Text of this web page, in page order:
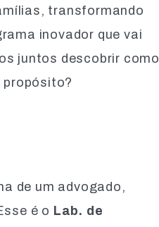
transformando
inovador que vai
juntos descobrir como
propósito?
de um advogado,
é o Lab. de